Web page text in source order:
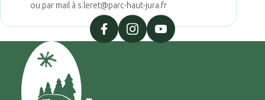
ou par mail à s.leret@parc-haut-jura.fr
facebookinstagramyoutube